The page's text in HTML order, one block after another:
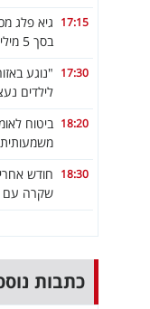
17:15 גיא פלג
בסך 5 מיליון שקל
17:30 "נוגע
לילדים
18:20 ביטוח
18:30 חודש
שקרה עם
כתבות